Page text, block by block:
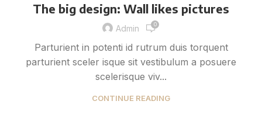
The big design: Wall likes pictures
Admin 0
Parturient in potenti id rutrum duis torquent
parturient sceler isque sit vestibulum a posuere
scelerisque viv...
CONTINUE READING